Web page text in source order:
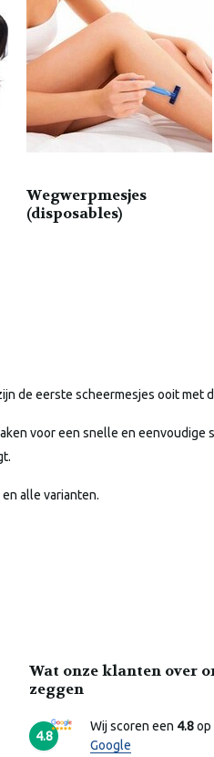
Wegwerpmesjes
(disposables)
de eerste scheermesjes ooit met
voor een snelle en
alle varianten.
Wat onze klanten over
zeggen
4.8
Wij scoren een 4.8op
Google